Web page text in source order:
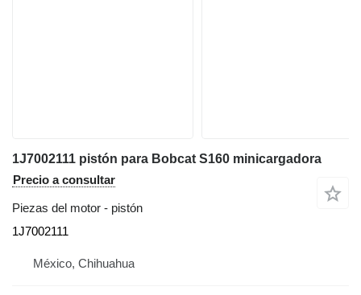
1J7002111 pistón para Bobcat S160 minicargadora
Precio a consultar
Piezas del motor - pistón
1J7002111
México, Chihuahua